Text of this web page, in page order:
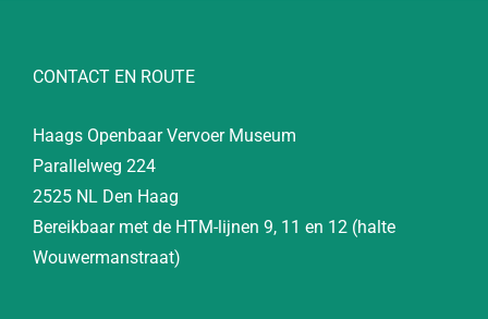
CONTACT EN ROUTE
Haags Openbaar Vervoer Museum
Parallelweg 224
2525 NL Den Haag
Bereikbaar met de HTM-lijnen 9, 11 en 12 (halte
Wouwermanstraat)